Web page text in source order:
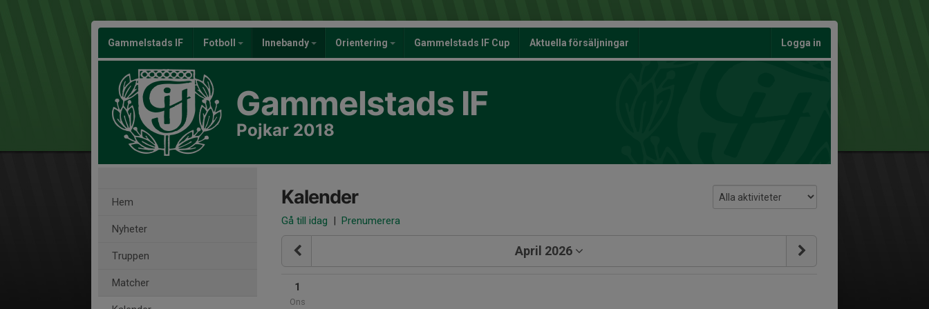
Gammelstads IF Fotboll Innebandy Orientering Gammelstads IF Cup Aktuella försäljningar Logga in
Gammelstads IF
Pojkar 2018
Hem
Nyheter
Truppen
Matcher
Kalender
Gå till idag | Prenumerera
April 2026
1
Ons